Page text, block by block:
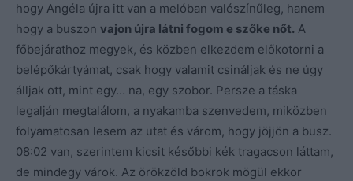
hogy Angéla újra itt van a melóban valószínűleg, hanem
hogy a buszon vajon újra látni fogom e szőke nőt. A
főbejárathoz megyek, és közben elkezdem előkotorni a
belépőkártyámat, csak hogy valamit csináljak és ne úgy
álljak ott, mint egy… na, egy szobor. Persze a táska
legalján megtalálom, a nyakamba szenvedem, miközben
folyamatosan lesem az utat és várom, hogy jöjjön a busz.
08:02 van, szerintem kicsit későbbi kék tragacson láttam,
de mindegy várok. Az örökzöld bokrok mögül ekkor